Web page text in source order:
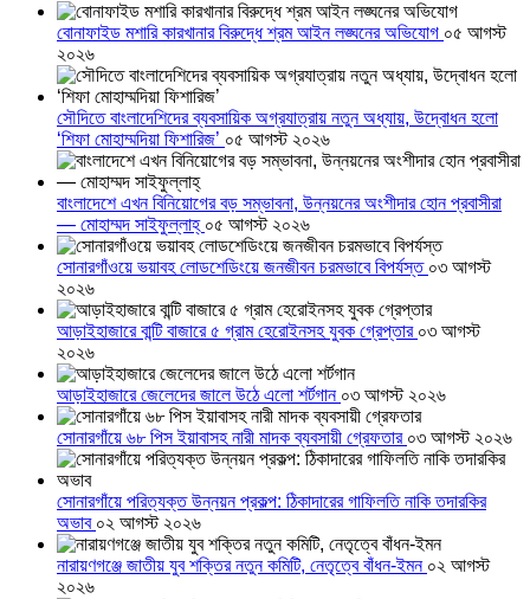
বোনাফাইড মশারি কারখানার বিরুদ্ধে শ্রম আইন লঙ্ঘনের অভিযোগ ০৫ আগস্ট
২০২৬
সৌদিতে বাংলাদেশিদের ব্যবসায়িক অগ্রযাত্রায় নতুন অধ্যায়, উদ্বোধন হলো
‘শিফা মোহাম্মদিয়া ফিশারিজ’ ০৫ আগস্ট ২০২৬
বাংলাদেশে এখন বিনিয়োগের বড় সম্ভাবনা, উন্নয়নের অংশীদার হোন প্রবাসীরা
— মোহাম্মদ সাইফুল্লাহ্ ০৫ আগস্ট ২০২৬
সোনারগাঁওয়ে ভয়াবহ লোডশেডিংয়ে জনজীবন চরমভাবে বিপর্যস্ত ০৩ আগস্ট
২০২৬
আড়াইহাজারে বান্টি বাজারে ৫ গ্রাম হেরোইনসহ যুবক গ্রেপ্তার ০৩ আগস্ট
২০২৬
আড়াইহাজারে জেলেদের জালে উঠে এলো শর্টগান ০৩ আগস্ট ২০২৬
সোনারগাঁয়ে ৬৮ পিস ইয়াবাসহ নারী মাদক ব্যবসায়ী গ্রেফতার ০৩ আগস্ট ২০২৬
সোনারগাঁয়ে পরিত্যক্ত উন্নয়ন প্রকল্প: ঠিকাদারের গাফিলতি নাকি তদারকির
অভাব ০২ আগস্ট ২০২৬
নারায়ণগঞ্জে জাতীয় যুব শক্তির নতুন কমিটি, নেতৃত্বে বাঁধন-ইমন ০২ আগস্ট
২০২৬